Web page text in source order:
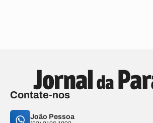
Contate-nos
João Pessoa